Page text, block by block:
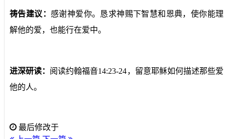
祷告建议： 感谢神爱你。恳求神赐下智慧和恩典，使你能理
解他的爱，也能行在爱中。
进深研读： 阅读约翰福音14:23-24，留意耶稣如何描述那些爱
他的人。
最后修改于